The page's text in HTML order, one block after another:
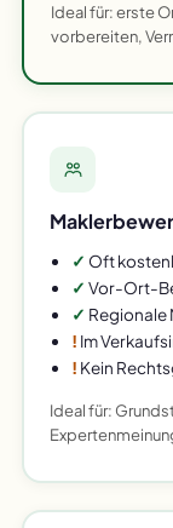
Ideal für: erste
vorbereiten,
✓ Oft
✓ Vor-Ort-
✓ Regionale
! Im
! Kein
Ideal für: